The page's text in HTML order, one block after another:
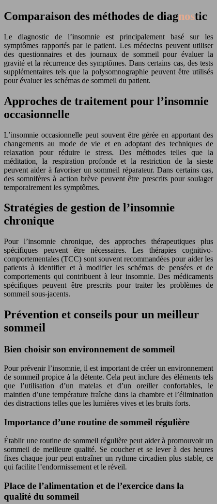
Comparaison des méthodes de diagnostic
Le diagnostic de l’insomnie est principalement basé sur les
symptômes rapportés par le patient. Les médecins peuvent utiliser
des questionnaires et des journaux de sommeil pour évaluer la
gravité et la récurrence des symptômes. Dans certains cas, des tests
supplémentaires tels que la polysomnographie peuvent être utilisés
pour évaluer les schémas de sommeil du patient.
Approches de traitement pour l’insomnie
occasionnelle
L’insomnie occasionnelle peut souvent être gérée en apportant des
changements au mode de vie et en adoptant des techniques de
relaxation pour réduire le stress. Des méthodes telles que la
méditation, la respiration profonde et la restriction de la sieste
peuvent aider à favoriser un sommeil réparateur. Dans certains cas,
des somnifères à action brève peuvent être prescrits pour soulager
temporairement les symptômes.
Stratégies de gestion de l’insomnie
chronique
Pour l’insomnie chronique, des approches thérapeutiques plus
spécifiques peuvent être nécessaires. Les thérapies cognitivo-
comportementales (TCC) sont souvent recommandées pour aider les
patients à identifier et à modifier les schémas de pensées et de
comportements qui contribuent à leur insomnie. Des médicaments
spécifiques peuvent être prescrits pour traiter les problèmes de
sommeil sous-jacents.
Prévention et conseils pour un meilleur
sommeil
Bien choisir son environnement de sommeil
Pour prévenir l’insomnie, il est important de créer un environnement
de sommeil propice à la détente. Cela peut inclure des éléments tels
que l’utilisation d’un matelas et d’un oreiller confortables, le
maintien d’une température fraîche dans la chambre et l’élimination
des distractions telles que les lumières vives et les bruits forts.
Importance d’une routine de sommeil régulière
Établir une routine de sommeil régulière peut aider à promouvoir un
sommeil de meilleure qualité. Se coucher et se lever à des heures
fixes chaque jour peut entraîner un rythme circadien plus stable, ce
qui facilite l’endormissement et le réveil.
Place de l’alimentation et de l’exercice dans la
qualité du sommeil